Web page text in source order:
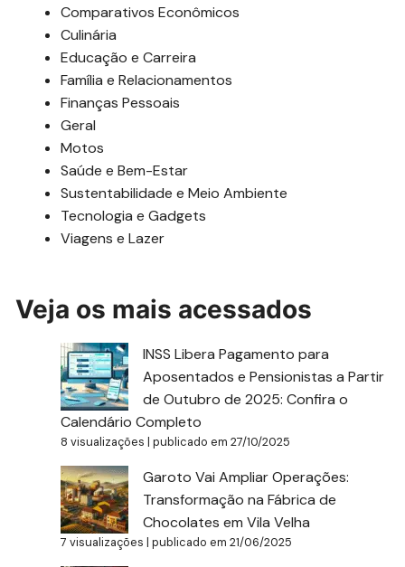
Comparativos Econômicos
Culinária
Educação e Carreira
Família e Relacionamentos
Finanças Pessoais
Geral
Motos
Saúde e Bem-Estar
Sustentabilidade e Meio Ambiente
Tecnologia e Gadgets
Viagens e Lazer
Veja os mais acessados
INSS Libera Pagamento para
Aposentados e Pensionistas a Partir
de Outubro de 2025: Confira o
Calendário Completo
8 visualizações |publicado em 27/10/2025
Garoto Vai Ampliar Operações:
Transformação na Fábrica de
Chocolates em Vila Velha
7 visualizações |publicado em 21/06/2025